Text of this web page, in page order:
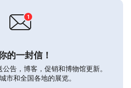
的一封信！
告，博客，促销和博物馆更新。
市和全国各地的展览。